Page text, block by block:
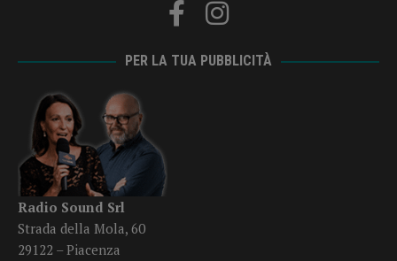
PER LA TUA PUBBLICITÀ
Radio Sound Srl
Strada della Mola, 60
29122 – Piacenza